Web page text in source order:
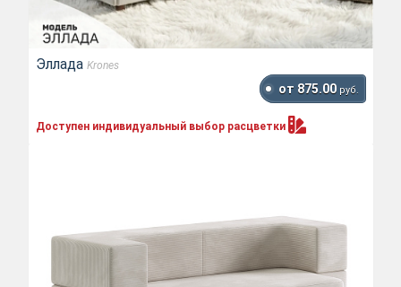
Эллада Krones
от 875.00 руб.
Доступен индивидуальный выбор расцветки